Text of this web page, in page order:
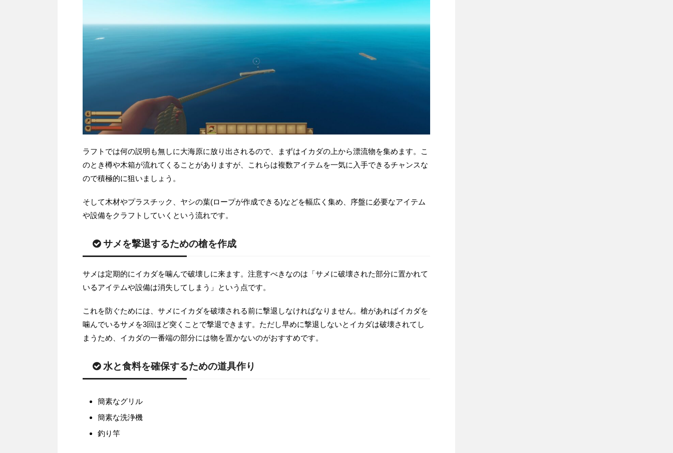
ラフトでは何の説明も無しに大海原に放り出されるので、まずはイカダの上から漂流物を集めます。こ
のとき樽や木箱が流れてくることがありますが、これらは複数アイテムを一気に入手できるチャンスな
ので積極的に狙いましょう。
そして木材やプラスチック、ヤシの葉(ロープが作成できる)などを幅広く集め、序盤に必要なアイテム
や設備をクラフトしていくという流れです。
サメを撃退するための槍を作成
サメは定期的にイカダを噛んで破壊しに来ます。注意すべきなのは「サメに破壊された部分に置かれて
いるアイテムや設備は消失してしまう」という点です。
これを防ぐためには、サメにイカダを破壊される前に撃退しなければなりません。槍があればイカダを
噛んでいるサメを3回ほど突くことで撃退できます。ただし早めに撃退しないとイカダは破壊されてし
まうため、イカダの一番端の部分には物を置かないのがおすすめです。
水と食料を確保するための道具作り
簡素なグリル
簡素な洗浄機
釣り竿